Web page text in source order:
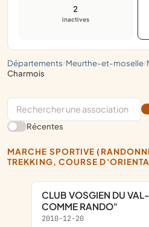
départements/ meurthe-et-moselle/
charmois
2
inactives
Récentes
MARCHE SPORTIVE (RANDONNÉE PÉDESTRE, RAID,
TREKKING, COURSE
CLUB VOSGIEN DU VAL-DE-MEURTHE - "AIR
COMME RANDO"
2010-12-20